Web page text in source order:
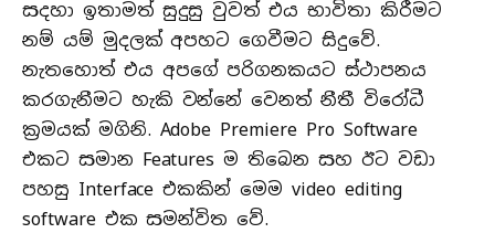
සදහා ඉතාමත් සුදුසු වුවත් එය භාවිතා කිරීමට
නම් යම් මුදලක් අපහට ගෙවීමට සිදුවේ.
නැතහොත් එය අපගේ පරිගනකයට ස්ථාපනය
කරගැනීමට හැකි වන්නේ වෙනත් නීතී විරෝධී
ක්‍රමයක් මගිනි. Adobe Premiere Pro Software
එකට සමාන Features ම තිබෙන සහ ඊට වඩා
පහසු Interface එකකින් මෙම video editing
software එක සමන්විත වේ.